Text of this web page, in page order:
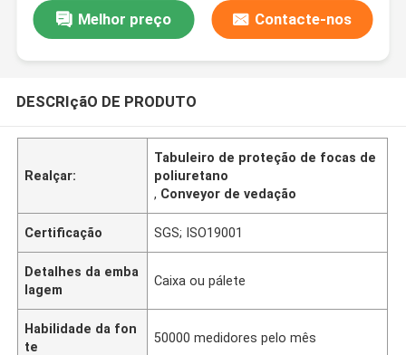
Melhor preço Contacte-nos
DESCRIçãO DE PRODUTO
Realçar:
Tabuleiro de proteção de focas de
poliuretano
, Conveyor de vedação
Certificação SGS; ISO19001
Detalhes da emba
lagem
Caixa ou pálete
Habilidade da fon
te
50000 medidores pelo mês